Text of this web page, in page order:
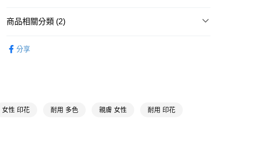
便利好安心！
３．安心：先確認商品／服務後，再付款。
／ATM／網路銀行／等多元方式進行付款，方視為交易完成。
運送方式
每筆NT$65，滿NT$390(含以上)免運費
商品相關分類 (2)
分享
女性 印花 耐用 多色 親膚 女性 耐用 印花